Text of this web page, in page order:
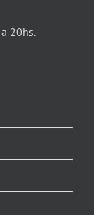
20hs.